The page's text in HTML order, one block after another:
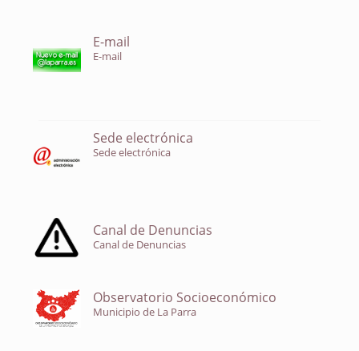
E-mail
E-mail
Sede electrónica
Sede electrónica
Canal de Denuncias
Canal de Denuncias
Observatorio Socioeconómico
Municipio de La Parra